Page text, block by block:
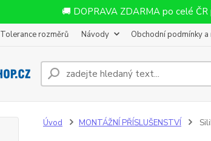
🚚 DOPRAVA ZDARMA po celé
Tolerance rozměrů Návody Obchodní podmínky a
Úvod MONTÁŽNÍ PŘÍSLUŠENSTVÍ